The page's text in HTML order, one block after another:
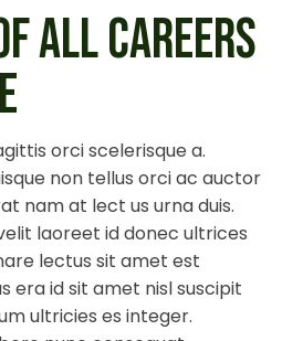
ALL CAREERS
orci scelerisque a.
non tellus orci ac auctor
nam at lect us urna duis.
laoreet id donec ultrices
lectus sit amet est
era id sit amet nisl suscipit
ultricies es integer.